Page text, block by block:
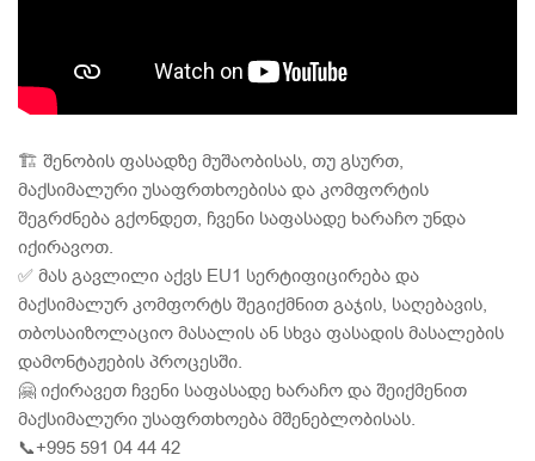
🏗 შენობის ფასადზე მუშაობისას, თუ გსურთ,
მაქსიმალური უსაფრთხოებისა და კომფორტის
შეგრძნება გქონდეთ, ჩვენი საფასადე ხარაჩო უნდა
იქირავოთ.
✅ მას გავლილი აქვს EU1 სერტიფიცირება და
მაქსიმალურ კომფორტს შეგიქმნით გაჯის, საღებავის,
თბოსაიზოლაციო მასალის ან სხვა ფასადის მასალების
დამონტაჟების პროცესში.
🤗 იქირავეთ ჩვენი საფასადე ხარაჩო და შეიქმენით
მაქსიმალური უსაფრთხოება მშენებლობისას.
📞+995 591 04 44 42